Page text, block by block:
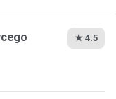
★ 4.5